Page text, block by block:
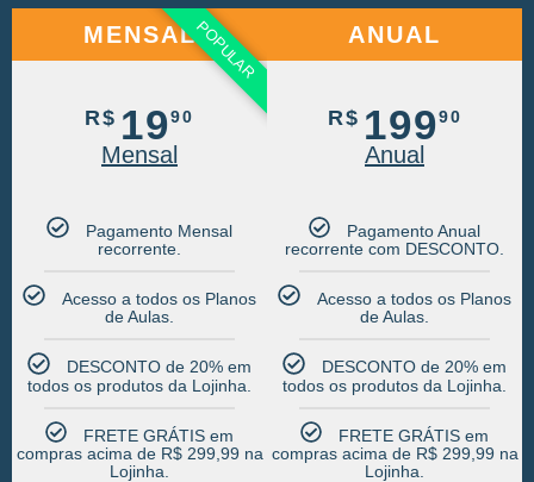
MENSAL
R$ 1990
Mensal
Pagamento Mensal
recorrente.​
Acesso a todos os Planos
de Aulas.​
DESCONTO de 20% em
todos os produtos da Lojinha.​
FRETE GRÁTIS em
compras acima de R$ 299,99 na
Lojinha.​
POPULAR ANUAL
R$ 19990
Anual
Pagamento Anual
recorrente com DESCONTO.​
Acesso a todos os Planos
de Aulas.​
DESCONTO de 20% em
todos os produtos da Lojinha.​
FRETE GRÁTIS em
compras acima de R$ 299,99 na
Lojinha.​